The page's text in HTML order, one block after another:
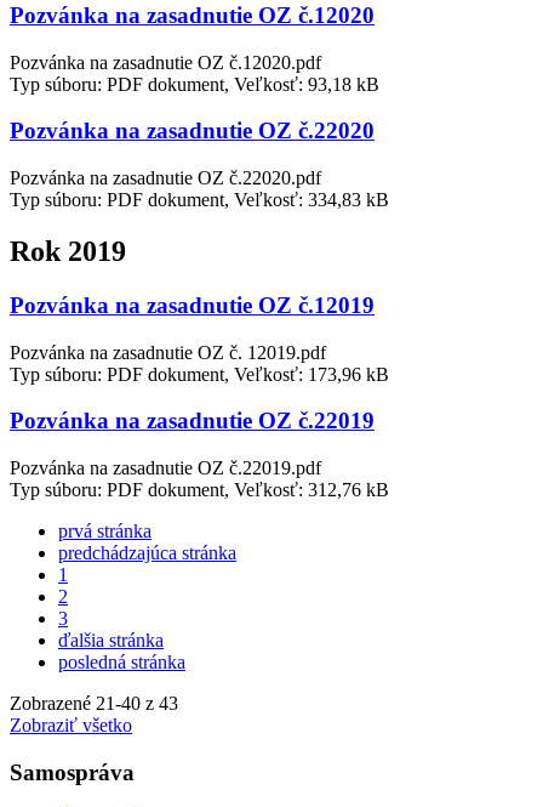
Pozvánka na zasadnutie OZ č.12020
Pozvánka na zasadnutie OZ č.12020.pdf
Typ súboru: PDF dokument, Veľkosť: 93,18 kB
Pozvánka na zasadnutie OZ č.22020
Pozvánka na zasadnutie OZ č.22020.pdf
Typ súboru: PDF dokument, Veľkosť: 334,83 kB
Rok 2019
Pozvánka na zasadnutie OZ č.12019
Pozvánka na zasadnutie OZ č. 12019.pdf
Typ súboru: PDF dokument, Veľkosť: 173,96 kB
Pozvánka na zasadnutie OZ č.22019
Pozvánka na zasadnutie OZ č.22019.pdf
Typ súboru: PDF dokument, Veľkosť: 312,76 kB
prvá stránka
predchádzajúca stránka
1
2
3
ďalšia stránka
posledná stránka
Zobrazené 21-40 z 43
Zobraziť všetko
Samospráva